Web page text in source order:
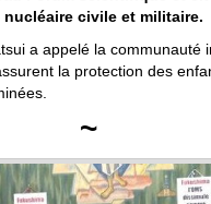
civile et militaire.
a appelé la communauté
la protection des
~